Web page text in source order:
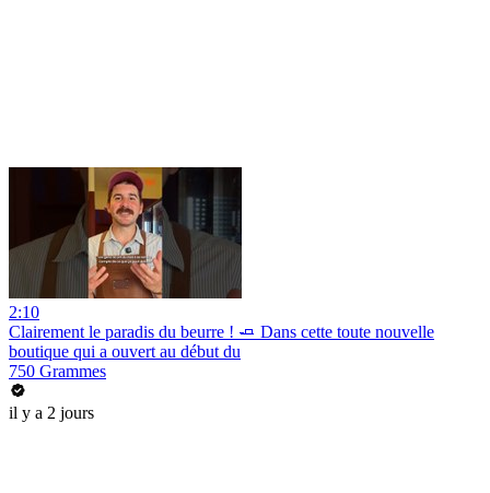
2:10
Clairement le paradis du beurre ! 🧈 Dans cette toute nouvelle
boutique qui a ouvert au début du
750 Grammes
il y a 2 jours